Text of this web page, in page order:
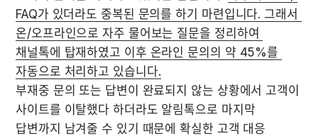
FAQ가 있더라도 중복된 문의를 하기 마련입니다. 그래서
온/오프라인으로 자주 물어보는 질문을 정리하여
채널톡에 탑재하였고 이후 온라인 문의의 약 45%를
자동으로 처리하고 있습니다.
부재중 문의 또는 답변이 완료되지 않는 상황에서 고객이
사이트를 이탈했다 하더라도 알림톡으로 마지막
답변까지 남겨줄 수 있기 때문에 확실한 고객 대응